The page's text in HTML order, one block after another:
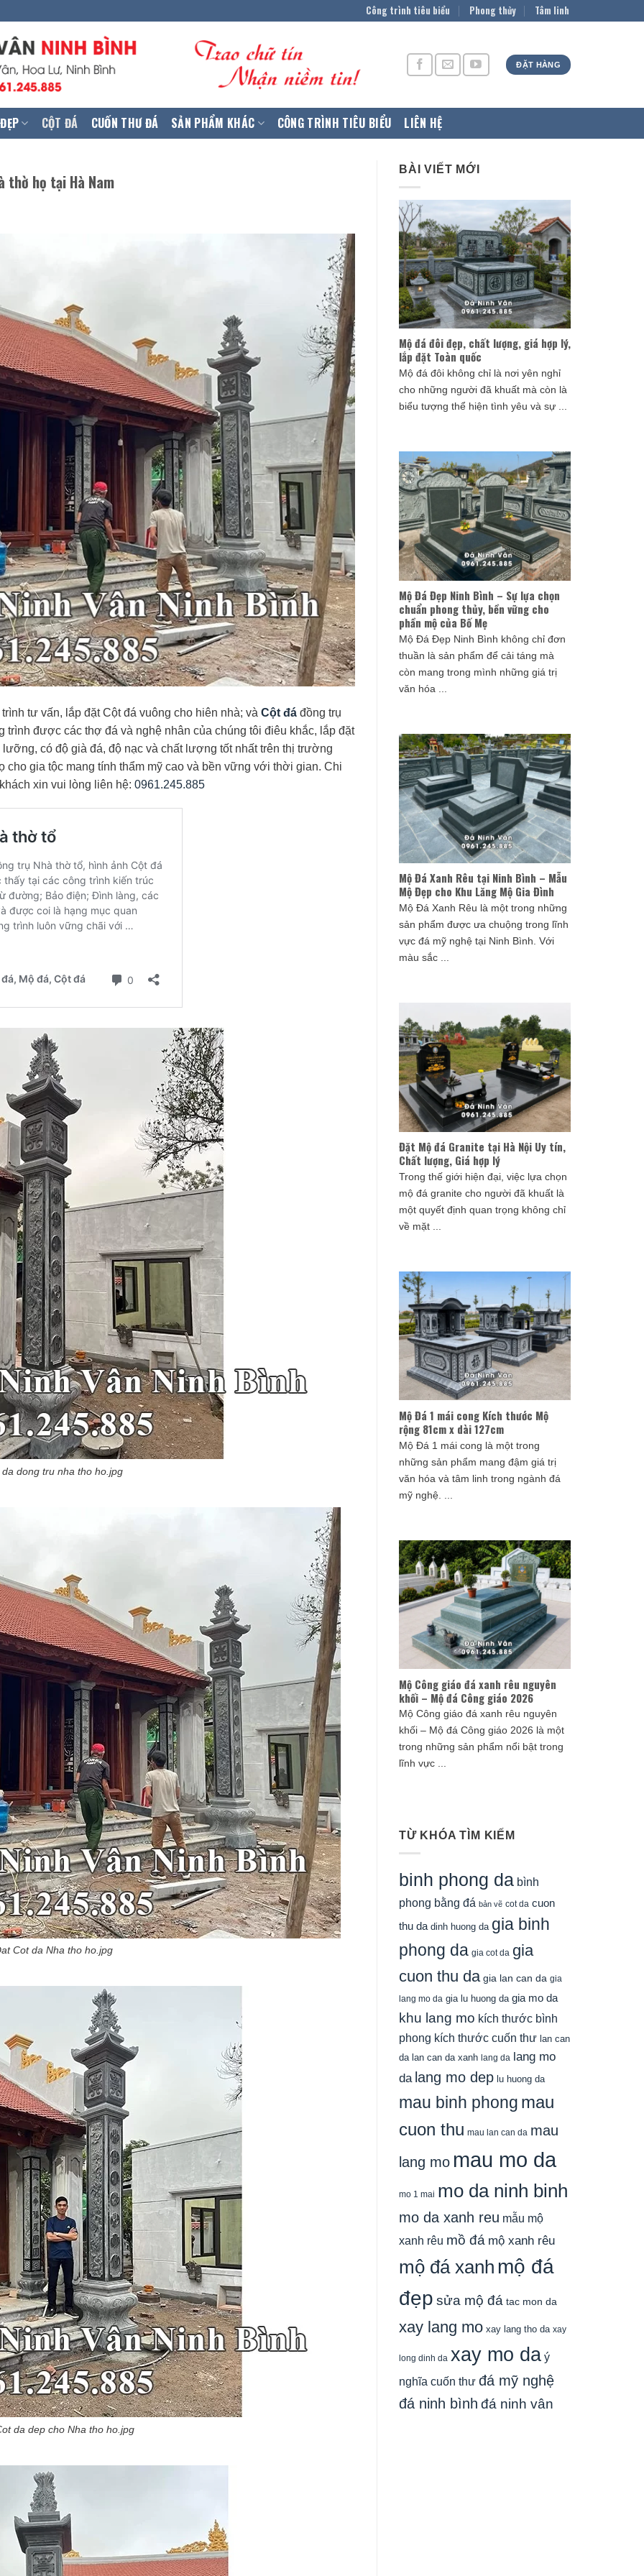
Công trình tiêu biểu Phong thủy Tâm linh
ĐẶT HÀNG
CỘT ĐÁ CUỐN THƯ ĐÁ SẢN PHẨM KHÁC CÔNG TRÌNH TIÊU BIỂU LIÊN HỆ
thờ họ tại Hà Nam
tư vấn, lắp đặt Cột đá vuông cho hiên nhà; và Cột đá đồng trụ
trình được các thợ đá và nghệ nhân của chúng tôi điêu khắc, lắp đặt
có độ già đá, độ nạc và chất lượng tốt nhất trên thị trường
cho gia tộc mang tính thẩm mỹ cao và bền vững với thời gian. Chi
xin vui lòng liên hệ: 0961.245.885
da dong tru nha tho ho.jpg
Cot da Nha tho ho.jpg
da dep cho Nha tho ho.jpg
BÀI VIẾT MỚI
Mộ đá đôi đẹp, chất lượng, giá hợp lý,
lắp đặt Toàn quốc
Mộ đá đôi không chỉ là nơi yên nghỉ
cho những người đã khuất mà còn là
biểu tượng thể hiện tình yêu và sự ...
Mộ Đá Đẹp Ninh Bình – Sự lựa chọn
chuẩn phong thủy, bền vững cho
phần mộ của Bố Mẹ
Mộ Đá Đẹp Ninh Bình không chỉ đơn
thuần là sản phẩm để cải táng mà
còn mang trong mình những giá trị
văn hóa ...
Mộ Đá Xanh Rêu tại Ninh Bình – Mẫu
Mộ Đẹp cho Khu Lăng Mộ Gia Đình
Mộ Đá Xanh Rêu là một trong những
sản phẩm được ưa chuộng trong lĩnh
vực đá mỹ nghệ tại Ninh Bình. Với
màu sắc ...
Đặt Mộ đá Granite tại Hà Nội Uy tín,
Chất lượng, Giá hợp lý
Trong thế giới hiện đại, việc lựa chọn
mộ đá granite cho người đã khuất là
một quyết định quan trọng không chỉ
về mặt ...
Mộ Đá 1 mái cong Kích thước Mộ
rộng 81cm x dài 127cm
Mộ Đá 1 mái cong là một trong
những sản phẩm mang đậm giá trị
văn hóa và tâm linh trong ngành đá
mỹ nghệ. ...
Mộ Công giáo đá xanh rêu nguyên
khối – Mộ đá Công giáo 2026
Mộ Công giáo đá xanh rêu nguyên
khối – Mộ đá Công giáo 2026 là một
trong những sản phẩm nổi bật trong
lĩnh vực ...
TỪ KHÓA TÌM KIẾM
binh phong da bình
phong bằng đá bản vẽ cot da cuon
thu da dinh huong da gia binh
phong da gia cot da gia
cuon thu da gia lan can da gia
lang mo da gia lu huong da gia mo da
khu lang mo kích thước bình
phong kích thước cuốn thư lan can
da lan can da xanh lang da lang mo
da lang mo dep lu huong da
mau binh phong mau
cuon thu mau lan can da mau
lang mo mau mo da
mo 1 mai mo da ninh binh
mo da xanh reu mẫu mộ
xanh rêu mồ đá mộ xanh rêu
mộ đá xanh mộ đá
đẹp sửa mộ đá tac mon da
xay lang mo xay lang tho da xay
long dinh da xay mo da ý
nghĩa cuốn thư đá mỹ nghệ
đá ninh bình đá ninh vân